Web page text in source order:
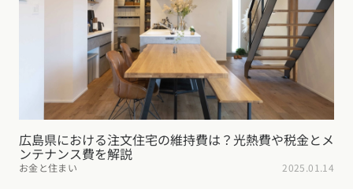
広島県における注文住宅の維持費は？光熱費や税金とメ
ンテナンス費を解説
お金と住まい 2025.01.14